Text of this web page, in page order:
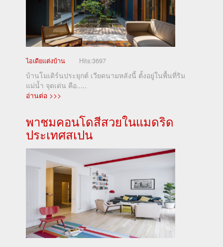
ไอเดียแต่งบ้าน Hits:3697
บ้านโมเดิร์นประยุกต์ เวียดนามหลังนี้ ตั้งอยู่ในพื้นที่ริม
แม่น้ำ จุดเด่น คือ.....
อ่านต่อ >>>
พาชมคอนโดสีสวยในแมดริด
ประเทศสเปน